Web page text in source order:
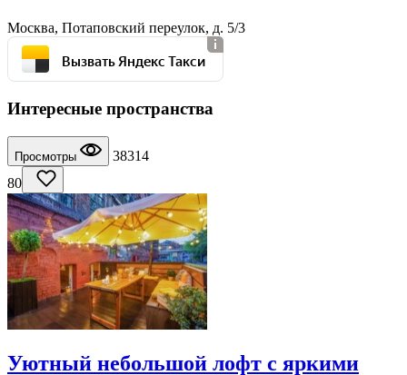
Москва, Потаповский переулок, д. 5/3
Вызвать Яндекс Такси
Интересные пространства
Просмотры
38314
80
Уютный небольшой лофт с яркими